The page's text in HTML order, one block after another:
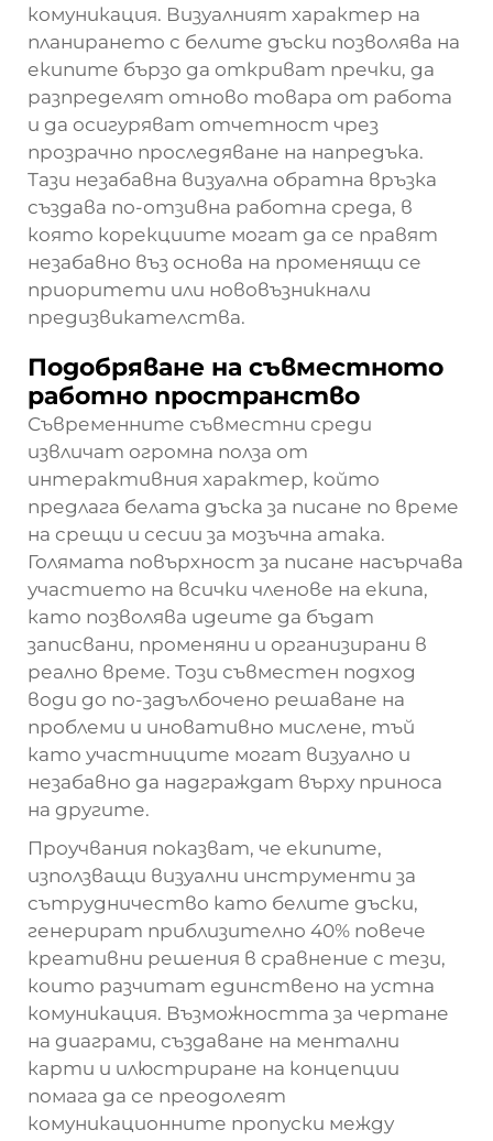
комуникация. Визуалният характер на
планирането с белите дъски позволява на
екипите бързо да откриват пречки, да
разпределят отново товара от работа
и да осигуряват отчетност чрез
прозрачно проследяване на напредъка.
Тази незабавна визуална обратна връзка
създава по-отзивна работна среда, в
която корекциите могат да се правят
незабавно въз основа на променящи се
приоритети или нововъзникнали
предизвикателства.
Подобряване на съвместното
работно пространство
Съвременните съвместни среди
извличат огромна полза от
интерактивния характер, който
предлага белата дъска за писане по време
на срещи и сесии за мозъчна атака.
Голямата повърхност за писане насърчава
участието на всички членове на екипа,
като позволява идеите да бъдат
записвани, променяни и организирани в
реално време. Този съвместен подход
води до по-задълбочено решаване на
проблеми и иновативно мислене, тъй
като участниците могат визуално и
незабавно да надграждат върху приноса
на другите.
Проучвания показват, че екипите,
използващи визуални инструменти за
сътрудничество като белите дъски,
генерират приблизително 40% повече
креативни решения в сравнение с тези,
които разчитат единствено на устна
комуникация. Възможността за чертане
на диаграми, създаване на ментални
карти и илюстриране на концепции
помага да се преодолеят
комуникационните пропуски между